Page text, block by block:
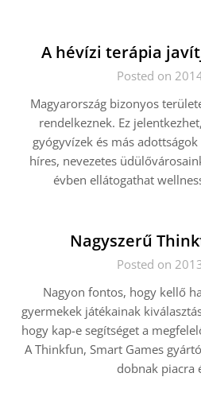
A hévízi terápia
Posted on
Magyarország bizonyos
rendelkeznek. Ez
gyógyvízek és más
híres, nevezetes
évben ellátogathat
Nagyszerű
Posted on
Nagyon fontos, hogy kellő
gyermekek játékainak
hogy kap-e segítséget a
A Thinkfun, Smart Games
dobnak piacra